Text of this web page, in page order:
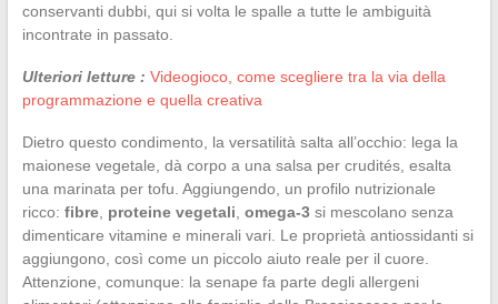
conservanti dubbi, qui si volta le spalle a tutte le ambiguità
incontrate in passato.
Ulteriori letture : Videogioco, come scegliere tra la via della
programmazione e quella creativa
Dietro questo condimento, la versatilità salta all’occhio: lega la
maionese vegetale, dà corpo a una salsa per crudités, esalta
una marinata per tofu. Aggiungendo, un profilo nutrizionale
ricco: fibre, proteine vegetali omega-3si mescolano senza
dimenticare vitamine e minerali vari. Le proprietà antiossidanti si
aggiungono, così come un piccolo aiuto reale per il cuore.
Attenzione, comunque: la senape fa parte degli allergeni